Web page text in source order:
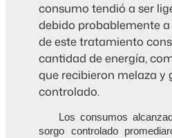
consumo tendió a ser
debido probablemente
de este tratamiento
cantidad de energía,
que recibieron melaza y
controlado.
Los consumos
sorgo controlado